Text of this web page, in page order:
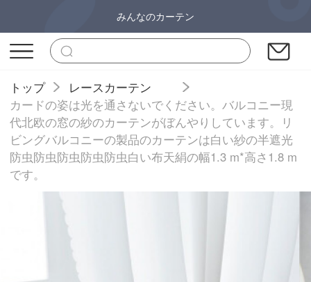
みんなのカーテン
トップ
レースカーテン
カードの姿は光を通さないでください。バルコニー現
代北欧の窓の紗のカーテンがぼんやりしています。リ
ビングバルコニーの製品のカーテンは白い紗の半遮光
防虫防虫防虫防虫防虫白い布天絹の幅1.3 m*高さ1.8 m
です。